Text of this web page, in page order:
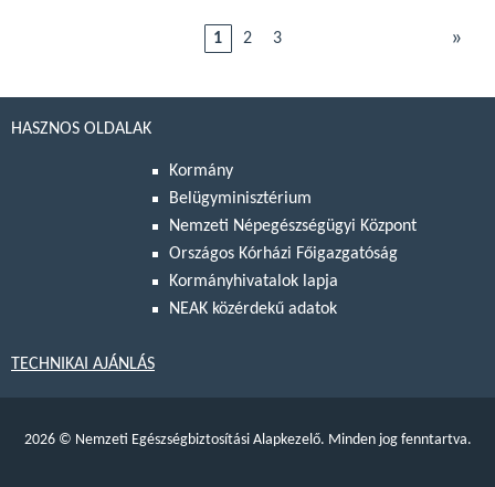
1 2 3 »
HASZNOS OLDALAK
Kormány
Belügyminisztérium
Nemzeti Népegészségügyi Központ
Országos Kórházi Főigazgatóság
Kormányhivatalok lapja
NEAK közérdekű adatok
TECHNIKAI AJÁNLÁS
2026 © Nemzeti Egészségbiztosítási Alapkezelő. Minden jog fenntartva.